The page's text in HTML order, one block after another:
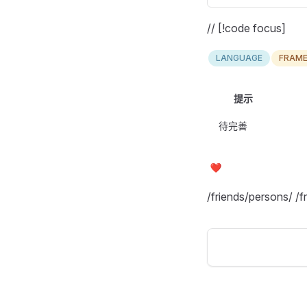
// [!code focus]
LANGUAGE
提示
待完善
/friends/persons/ /